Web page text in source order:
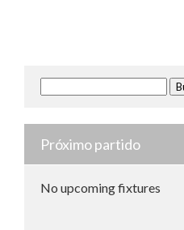
Buscar:
Próximo partido
No upcoming fixtures